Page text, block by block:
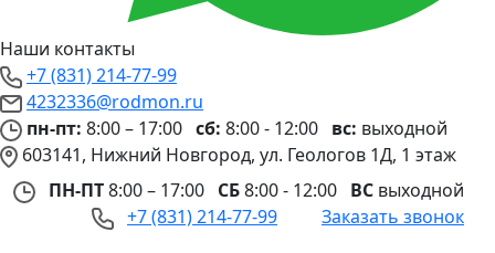
Наши контакты
+7 (831) 214-77-99
4232336@rodmon.ru
пн-пт: 8:00 – 17:00 сб: 8:00 - 12:00 вс: выходной
603141, Нижний Новгород, ул. Геологов 1Д, 1 этаж
ПН-ПТ8:00 – 17:00 СБ8:00 - 12:00 ВС выходной
+7 (831) 214-77-99
Заказать звонок